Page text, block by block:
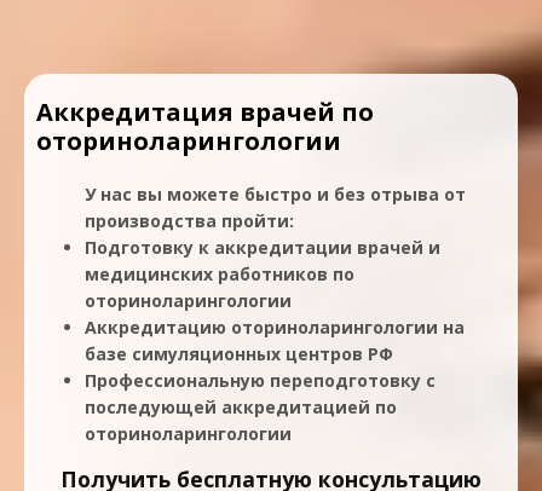
Аккредитация врачей по
оториноларингологии
У нас вы можете быстро и без отрыва от
производства пройти:
Подготовку к аккредитации врачей и
медицинских работников по
оториноларингологии
Аккредитацию оториноларингологии на
базе симуляционных центров РФ
Профессиональную переподготовку с
последующей аккредитацией по
оториноларингологии
Получить бесплатную консультацию